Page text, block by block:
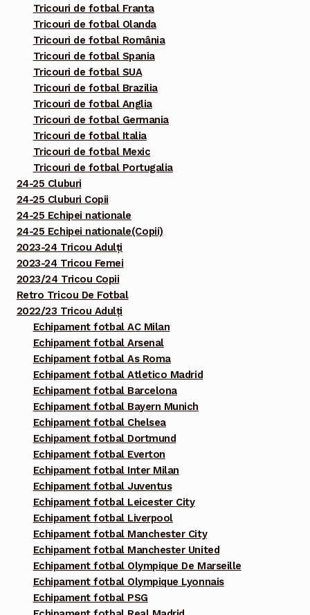
Tricouri de fotbal Franta
Tricouri de fotbal Olanda
Tricouri de fotbal România
Tricouri de fotbal Spania
Tricouri de fotbal SUA
Tricouri de fotbal Brazilia
Tricouri de fotbal Anglia
Tricouri de fotbal Germania
Tricouri de fotbal Italia
Tricouri de fotbal Mexic
Tricouri de fotbal Portugalia
24-25 Cluburi
24-25 Cluburi Copii
24-25 Echipei nationale
24-25 Echipei nationale(Copii)
2023-24 Tricou Adulți
2023-24 Tricou Femei
2023/24 Tricou Copii
Retro Tricou De Fotbal
2022/23 Tricou Adulți
Echipament fotbal AC Milan
Echipament fotbal Arsenal
Echipament fotbal As Roma
Echipament fotbal Atletico Madrid
Echipament fotbal Barcelona
Echipament fotbal Bayern Munich
Echipament fotbal Chelsea
Echipament fotbal Dortmund
Echipament fotbal Everton
Echipament fotbal Inter Milan
Echipament fotbal Juventus
Echipament fotbal Leicester City
Echipament fotbal Liverpool
Echipament fotbal Manchester City
Echipament fotbal Manchester United
Echipament fotbal Olympique De Marseille
Echipament fotbal Olympique Lyonnais
Echipament fotbal PSG